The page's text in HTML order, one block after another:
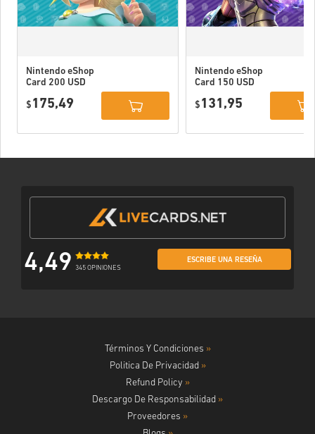
Nintendo eShop
Card 200 USD
$ 175,49
Nintendo eShop
Card 150 USD
$ 131,95
4,49 345 OPINIONES
ESCRIBE UNA RESEÑA
Términos Y Condiciones »
Politica De Privacidad »
Refund Policy »
Descargo De Responsabilidad »
Proveedores »